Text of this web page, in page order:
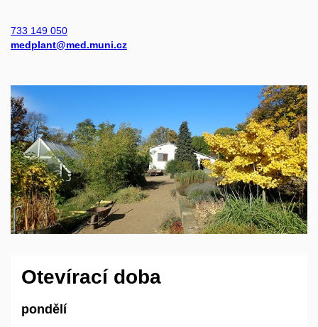
733 149 050
medplant@med.muni.cz
Otevírací doba
pondělí